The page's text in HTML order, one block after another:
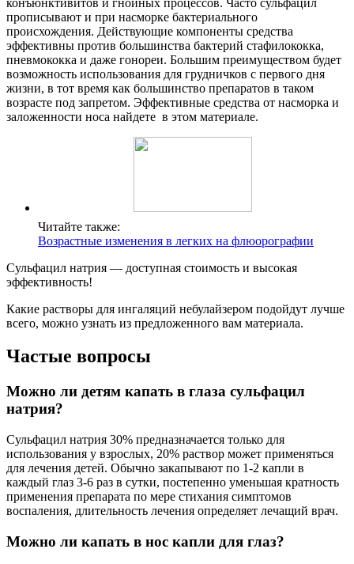
прописывают и при насморке бактериального
происхождения. Действующие компоненты средства
эффективны против большинства бактерий стафилококка,
пневмококка и даже гонореи. Большим преимуществом будет
возможность использования для грудничков с первого дня
жизни, в тот время как большинство препаратов в таком
возрасте под запретом. Эффективные средства от насморка и
заложенности носа найдете в этом материале.
Читайте также:
Возрастные изменения в легких на флюорографии
Сульфацил натрия — доступная стоимость и высокая
эффективность!
Какие растворы для ингаляций небулайзером подойдут лучше
всего, можно узнать из предложенного вам материала.
Частые вопросы
Можно ли детям капать в глаза сульфацил
натрия?
Сульфацил натрия 30% предназначается только для
использования у взрослых, 20% раствор может применяться
для лечения детей. Обычно закапывают по 1-2 капли в
каждый глаз 3-6 раз в сутки, постепенно уменьшая кратность
применения препарата по мере стихания симптомов
воспаления, длительность лечения определяет лечащий врач.
Можно ли капать в нос капли для глаз?